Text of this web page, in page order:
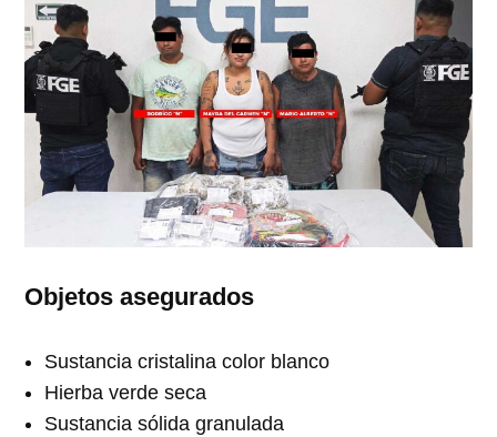
Objetos asegurados
Sustancia cristalina color blanco
Hierba verde seca
Sustancia sólida granulada